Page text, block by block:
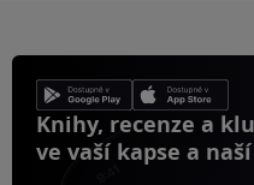
Knihy, recenze a
ve vaší kapse a